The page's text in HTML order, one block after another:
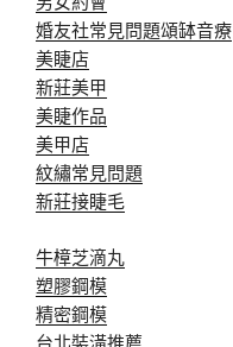
婚友社常見問題頌缽音療
美睫店
新莊美甲
美睫作品
美甲店
紋繡常見問題
新莊接睫毛
牛樟芝滴丸
塑膠鋼模
精密鋼模
台北裝潢推薦